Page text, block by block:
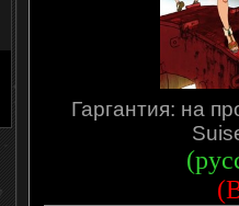
Гаргантия: на